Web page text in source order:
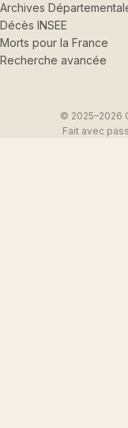
Archives
Décès INSEE
Morts pour la France
Recherche avancée
© 2025–2026
Fait avec